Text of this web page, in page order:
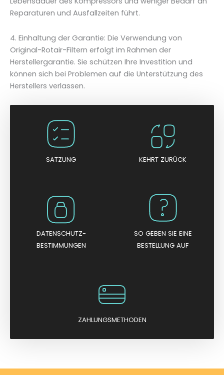
Reparaturen und Ausfallzeiten führt.
4. Einhaltung der Garantie: Die Verwendung von
Original-Rotair-Filtern erfolgt im Rahmen der
Herstellergarantie. Sie schützen Ihre Investition und
können sich bei Problemen auf die Unterstützung des
Herstellers verlassen.
SATZUNG KEHRT ZURÜCK
DATENSCHUTZ-
BESTIMMUNGEN
SO GEBEN SIE EINE
BESTELLUNG AUF
ZAHLUNGSMETHODEN